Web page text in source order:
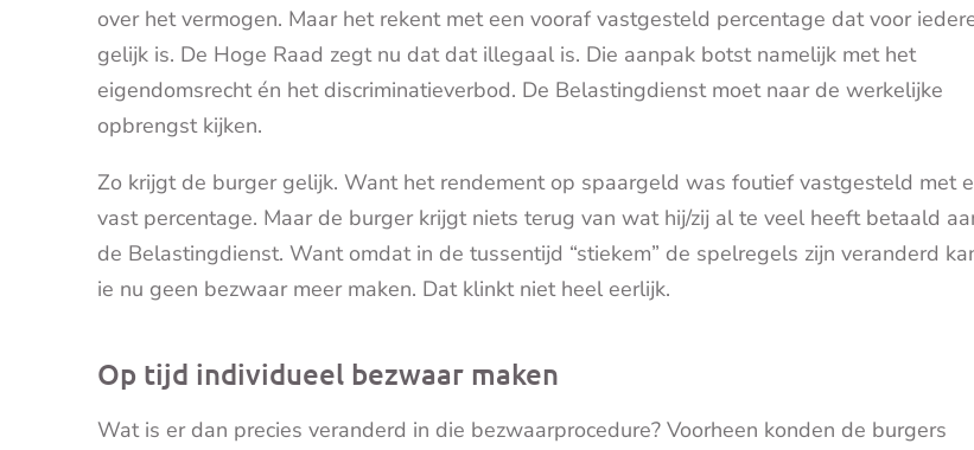
over het vermogen. Maar het rekent met een vooraf vastgesteld percentage dat voor
gelijk is. De Hoge Raad zegt nu dat dat illegaal is. Die aanpak botst namelijk met het
eigendomsrecht én het discriminatieverbod. De Belastingdienst moet naar de werkelijke
opbrengst kijken.
Zo krijgt de burger gelijk. Want het rendement op spaargeld was foutief vastgesteld met
vast percentage. Maar de burger krijgt niets terug van wat hij/zij al te veel heeft betaald
de Belastingdienst. Want omdat in de tussentijd “stiekem” de spelregels zijn veranderd
ie nu geen bezwaar meer maken. Dat klinkt niet heel eerlijk.
Op tijd individueel bezwaar maken
Wat is er dan precies veranderd in die bezwaarprocedure? Voorheen konden de burgers